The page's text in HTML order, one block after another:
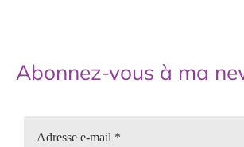
Abonnez-vous à ma